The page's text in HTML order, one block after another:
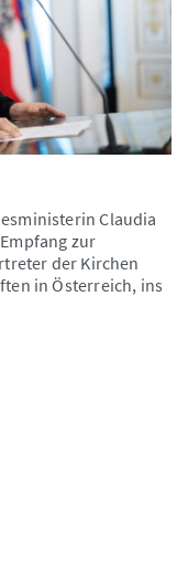
Claudia
zur
der Kirchen
in Österreich, ins